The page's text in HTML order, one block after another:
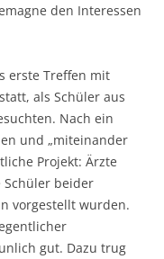
den Interessen
erste Treffen mit
als Schüler aus
Nach ein
und „miteinander
Projekt: Ärzte
Schüler beider
vorgestellt wurden.
gut. Dazu trug